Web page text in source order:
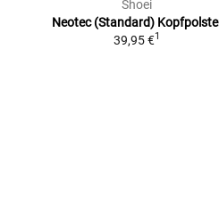
Shoei
Neotec (Standard)
39,95 €1